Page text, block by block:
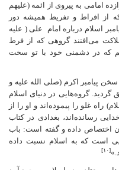
امامی به پیروی از ائمه (علیهم
از افراط و تفریط همیشه دور
اسلام درباره امام علی ( علیه
می‌افتند گروهی که از فرط
که در دشمنی خود با تو سخت
پیامبر اکرم (صلی الله علیه و
گردید. گروه‌هایی در دنیای اسلام
راه غلو را پیموده‌اند و او را از
رسانده‌اند، بغدادی در کتاب
اختصاص داده‌ و گفته است: باب
است که به اسلام نسبت داده
[۱۰]